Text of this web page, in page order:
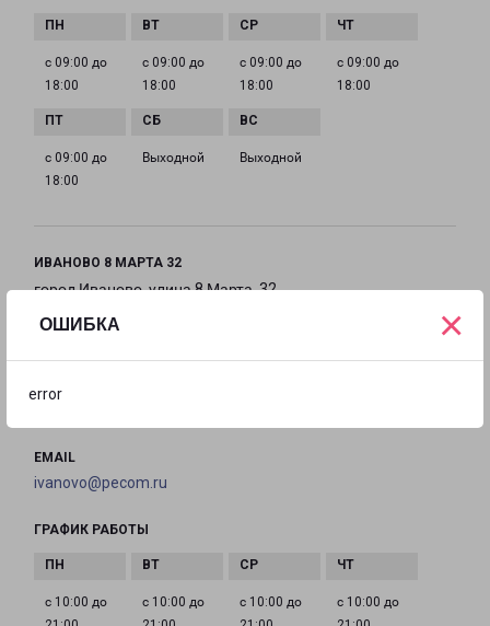
ОШИБКА
error
×
с 09:00 до
18:00
с 09:00 до
18:00
с 09:00 до
18:00
с 09:00 до
18:00
с 09:00 до
18:00
Выходной Выходной
ИВАНОВО 8 МАРТА 32
город Иваново, улица 8 Марта, 32
EMAIL
ivanovo@pecom.ru
ГРАФИК РАБОТЫ
с 10:00 до
с 10:00 до
с 10:00 до
с 10:00 до